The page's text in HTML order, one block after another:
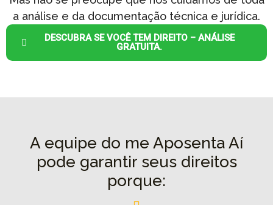
a análise e da documentação técnica e jurídica.
DESCUBRA SE VOCÊ TEM DIREITO – ANÁLISE
GRATUITA.
A equipe do me Aposenta Aí
pode garantir seus direitos
porque: